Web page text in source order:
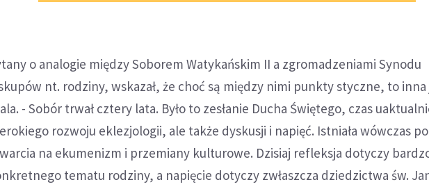
o analogie między Soborem Watykańskim II a zgromadzeniami Synodu
nt. rodziny, wskazał, że choć są między nimi punkty styczne, to inna
- Sobór trwał cztery lata. Było to zesłanie Ducha Świętego, czas
rozwoju eklezjologii, ale także dyskusji i napięć. Istniała wówczas
na ekumenizm i przemiany kulturowe. Dzisiaj refleksja dotyczy
tematu rodziny, a napięcie dotyczy zwłaszcza dziedzictwa św.